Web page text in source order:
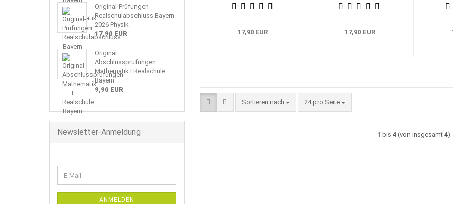
17,90 EUR 17,90 EUR
Sortieren nach
Sortieren nach 24 pro Seite
pro Seite
1 bis 4(von insgesamt 4)
Original-Prüfungen
Realschulabschluss Bayern
2026 Physik
17,90 EUR
Original
Abschlussprüfungen
Mathematik I Realschule
Bayern
9,90 EUR
Newsletter-Anmeldung
ZUR
E-
Mail
ANMELDEN